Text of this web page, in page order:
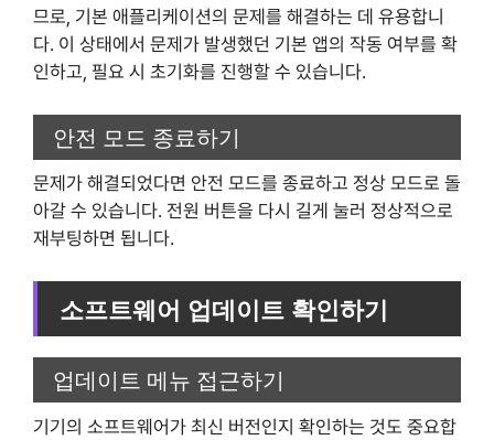
므로, 기본 애플리케이션의 문제를 해결하는 데 유용합니
다. 이 상태에서 문제가 발생했던 기본 앱의 작동 여부를 확
인하고, 필요 시 초기화를 진행할 수 있습니다.
안전 모드 종료하기
문제가 해결되었다면 안전 모드를 종료하고 정상 모드로 돌
아갈 수 있습니다. 전원 버튼을 다시 길게 눌러 정상적으로
재부팅하면 됩니다.
소프트웨어 업데이트 확인하기
업데이트 메뉴 접근하기
기기의 소프트웨어가 최신 버전인지 확인하는 것도 중요합